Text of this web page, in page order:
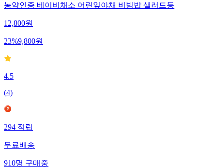
농약인증 베이비채소 어린잎야채 비빔밥 샐러드등
12,800원
23%9,800원
4.5
(4)
294 적립
무료배송
910명 구매중